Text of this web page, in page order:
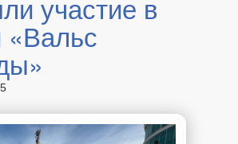
участие в
«Вальс